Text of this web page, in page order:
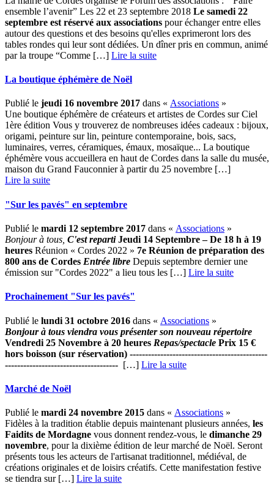
ensemble l’avenir” Les 22 et 23 septembre 2018 Le samedi 22
septembre est réservé aux associations pour échanger entre elles
autour des questions et des besoins qu'elles exprimeront lors des
tables rondes qui leur sont dédiées. Un dîner pris en commun, animé
par la troupe “Comme […] ­ Lire la suite
La boutique éphémère de Noël
Publié le jeudi 16 novembre 2017 dans « Associations »
Une boutique éphémère de créateurs et artistes de Cordes sur Ciel
1ère édition Vous y trouverez de nombreuses idées cadeaux : bijoux,
origami, peinture sur lin, peinture contemporaine, bois, sacs,
luminaires, verres, céramiques, émaux, mosaïque... La boutique
éphémère vous accueillera en haut de Cordes dans la salle du musée,
maison du Grand Fauconnier à partir du 25 novembre […] ­
Lire la suite
"Sur les pavés" en septembre
Publié le mardi 12 septembre 2017 dans « Associations »
Bonjour à tous C'est repartiJeudi 14 Septembre – De 18 h à 19
heures Réunion « Cordes 2022 » 7e Réunion de préparation des
800 ans de Cordes Entrée libre Depuis septembre dernier une
émission sur "Cordes 2022" a lieu tous les […] ­ Lire la suite
Prochainement "Sur les pavés"
Publié le lundi 31 octobre 2016 dans « Associations »
Bonjour à tous viendra vous présenter son nouveau répertoire
Vendredi 25 Novembre à 20 heures Repas/spectacle Prix 15 €
hors boisson (sur réservation) ---------------------------------------------
------------------------------------- […] ­ Lire la suite
Marché de Noël
Publié le mardi 24 novembre 2015 dans « Associations »
Fidèles à la tradition établie depuis maintenant plusieurs années, les
Faidits de Mordagne vous donnent rendez-vous, le dimanche 29
novembre, pour la dixième édition de leur marché de Noël. Seront
présents tous les acteurs de l'artisanat traditionnel, médiéval, de
créations originales et de loisirs créatifs. Cette manifestation festive
se tiendra sur […] ­ Lire la suite